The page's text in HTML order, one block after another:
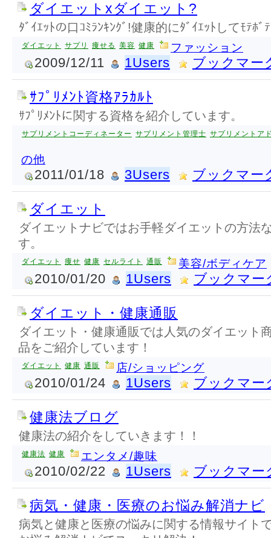
ダイエットxダイエット?
ﾀﾞｲｴｯﾄの口ｺﾐﾗﾝｷﾝｸﾞ!健康的にﾀﾞｲｴｯﾄしてﾓﾃﾎ
ダイエット サプリ 痩せる 美容 健康 ファッション
2009/12/11 1Users ブックマー
ｻﾌﾟﾘﾒﾝﾄ資格ｱﾗｶﾙﾄ
ｻﾌﾟﾘﾒﾝﾄに関する資格を紹介しています。
サプリメントコーディネーター サプリメント管理士 サプリメントア
の他
2011/01/18 3Users ブックマー
ダイエット
ダイエットナビではお手軽ダイエットの方法
す。
ダイエット 痩せ 健康 セルライト 通販 美容/ボディケア
2010/01/20 1Users ブックマー
ダイエット・健康通販
ダイエット・健康通販では人気のダイエット
品をご紹介しています！
ダイエット 健康 通販 店/ショッピング
2010/01/24 1Users ブックマー
健康法ブログ
健康法の紹介をしていきます！！
健康法 健康 エンタメ/趣味
2010/02/22 1Users ブックマー
病気・健康・医療のお悩み解消ナビ
病気と健康と医療の悩みに関する情報サイト